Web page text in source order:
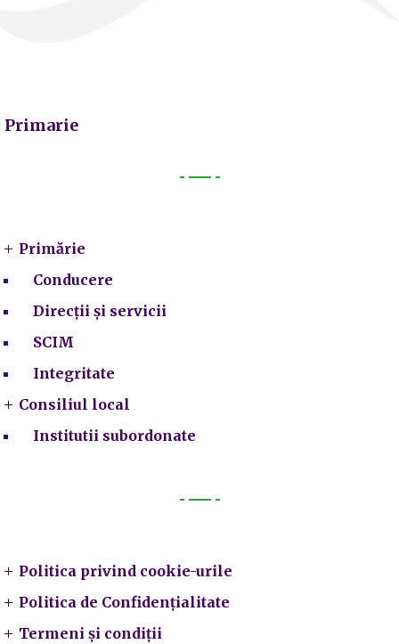
Primarie
Primărie
Conducere
Direcții și servicii
SCIM
Integritate
Consiliul local
Institutii subordonate
Politica privind cookie-urile
Politica de Confidențialitate
Termeni și condiții